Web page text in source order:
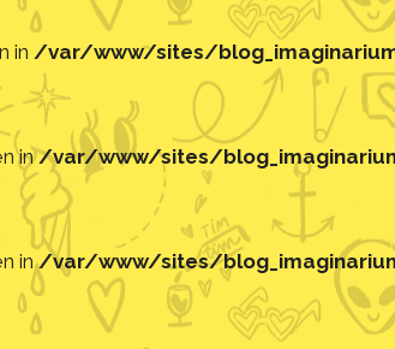
in /var/www/sites/
in/var/www/sites/
in/var/www/sites/